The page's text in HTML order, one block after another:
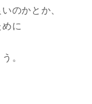
のかとか、
に
。